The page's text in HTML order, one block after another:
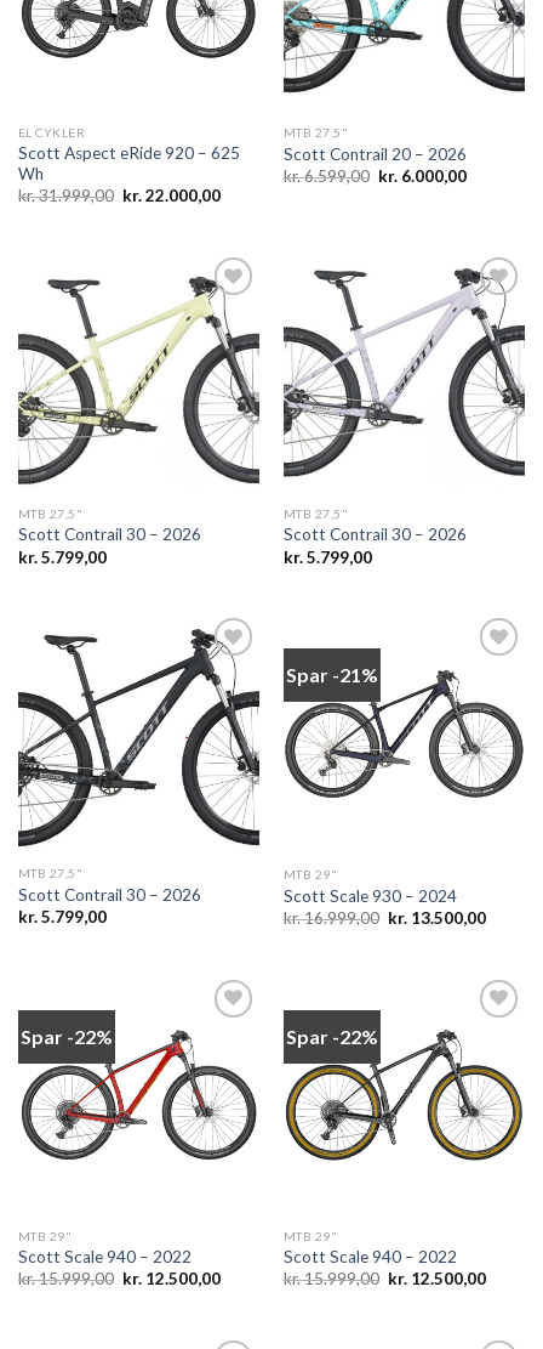
EL CYKLER
Scott Aspect eRide 920 – 625
Wh
kr.31.999,00 Den
oprindelige
kr. 31.999,00.
kr.22.000,00Den
kr. 22.000,00.
MTB 27,5"
Scott Contrail 20 – 2026
kr.6.599,00 Den
oprindelige
kr.6.000,00Den
Add to
wishlist
MTB 27,5"
Scott Contrail 30 – 2026
kr.5.799,00
Add to
wishlist
MTB 27,5"
Scott Contrail 30 – 2026
kr.5.799,00
Add to
wishlist
MTB 27,5"
Scott Contrail 30 – 2026
kr.5.799,00
Spar -21%
Add to
wishlist
MTB 29"
Scott Scale 930 – 2024
kr.16.999,00 Den
oprindelige
kr.13.500,00Den
kr.
Spar -22%
Add to
wishlist
MTB 29"
Scott Scale 940 – 2022
kr.15.999,00 Den
oprindelige
kr. 15.999,00.
kr.12.500,00Den
kr. 12.500,00.
Spar -22%
Add to
wishlist
MTB 29"
Scott Scale 940 – 2022
kr.15.999,00 Den
oprindelige
kr. 15.999,00.
kr.12.500,00Den
kr.